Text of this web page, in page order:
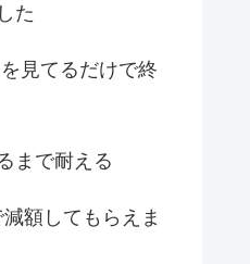
た
見てるだけで終
まで耐える
額してもらえま